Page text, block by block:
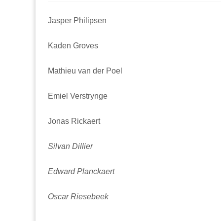
Jasper Philipsen
Kaden Groves
Mathieu van der Poel
Emiel Verstrynge
Jonas Rickaert
Silvan Dillier
Edward Planckaert
Oscar Riesebeek